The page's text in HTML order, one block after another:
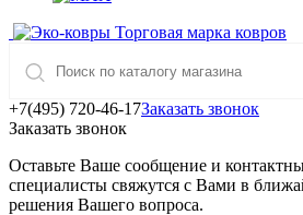
Торговая марка ковров
+7(495) 720-46-17Заказать звонок
Заказать звонок
Оставьте Ваше сообщение и
специалисты свяжутся с Вами в
решения Вашего вопроса.